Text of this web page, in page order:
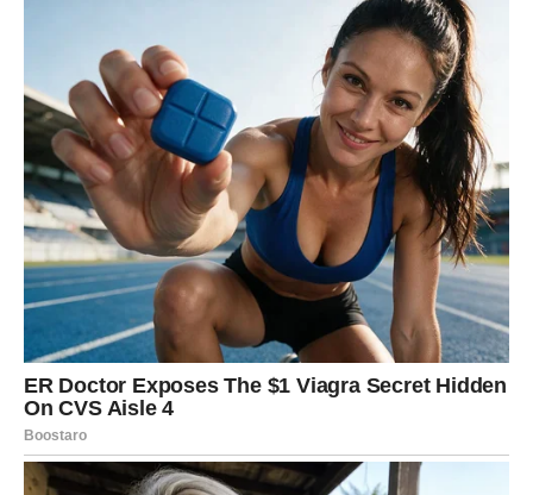
bio u planu, ali nikako da se pokrene. Takođe, moguće je
da se javi osoba iz prošlosti, da dobijete poruku koja vam
menja pogled na jednu emociju, ili da konačno čujete
istinu koju ste osećali, ali niste imali potvrdu.
Ovo su dani u kojima se otvara put ka nečemu novom, ali
se isto tako zatvara ono što vas je mentalno iscrpljivalo,
jer vi više ne želite polovične odgovore, polovične
odnose ili polovične planove.
Poruka sudbine za Blizance:Slušajte šta se govori, ali
još više slušajte ono što se ne govori – tu je istina.
ŠKORPIJA – ISTINA IZLAZI NA
VIDELO I PROMENA POSTAJE
NEIZBEŽNA